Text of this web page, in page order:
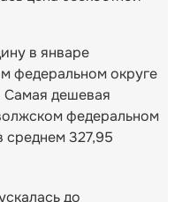
в январе
федеральном округе
Самая дешевая
федеральном
среднем 327,95
до